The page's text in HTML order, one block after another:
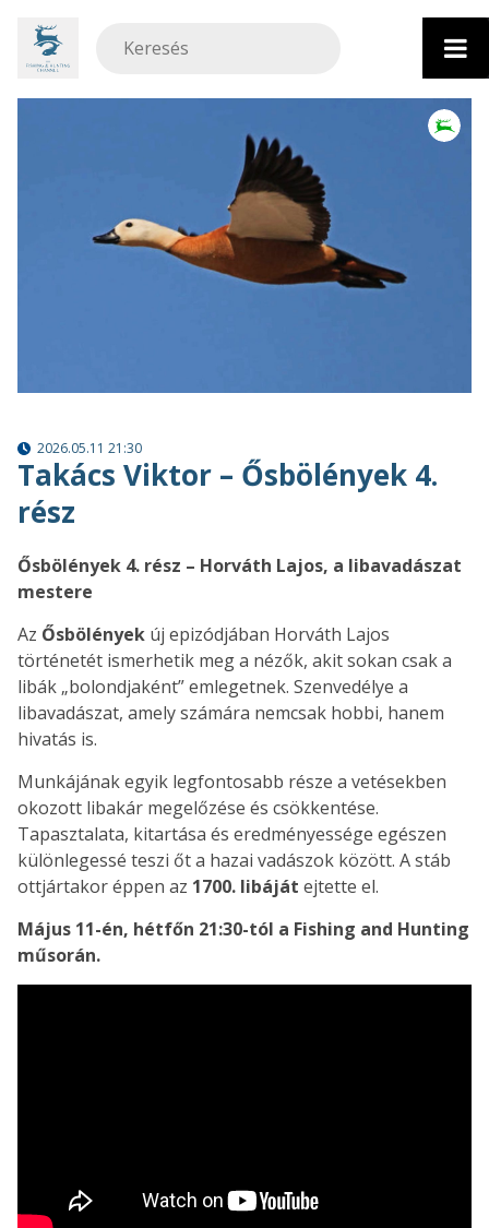
tartalomhoz
2026.05.11 21:30
Takács Viktor – Ősbölények 4.
rész
Ősbölények 4. rész – Horváth Lajos, a libavadászat
mestere
Az Ősbölények új epizódjában Horváth Lajos
történetét ismerhetik meg a nézők, akit sokan csak a
libák „bolondjaként” emlegetnek. Szenvedélye a
libavadászat, amely számára nemcsak hobbi, hanem
hivatás is.
Munkájának egyik legfontosabb része a vetésekben
okozott libakár megelőzése és csökkentése.
Tapasztalata, kitartása és eredményessége egészen
különlegessé teszi őt a hazai vadászok között. A stáb
ottjártakor éppen az 1700. libáját ejtette el.
Május 11-én, hétfőn 21:30-tól a Fishing and Hunting
műsorán.